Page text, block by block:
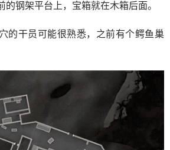
的钢架平台上，宝箱就在木箱后面。
的干员可能很熟悉，之前有个鳄鱼巢